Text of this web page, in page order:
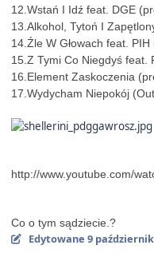
12.Wstań I Idź feat. DGE
13.Alkohol, Tytoń I
14.Źle W Głowach feat.
15.Z Tymi Co Niegdyś feat.
16.Element Zaskoczenia
17.Wydycham Niepokój
http://www.youtube.com/
Co o tym sądziecie.?
Edytowane 9